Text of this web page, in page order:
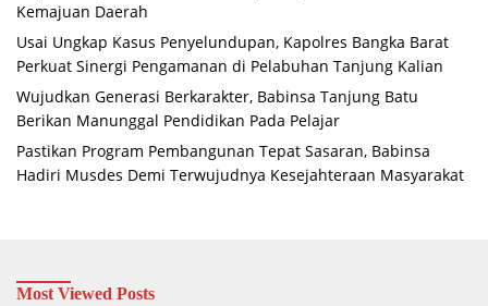
Kemajuan Daerah
Usai Ungkap Kasus Penyelundupan, Kapolres Bangka Barat
Perkuat Sinergi Pengamanan di Pelabuhan Tanjung Kalian
Wujudkan Generasi Berkarakter, Babinsa Tanjung Batu
Berikan Manunggal Pendidikan Pada Pelajar
Pastikan Program Pembangunan Tepat Sasaran, Babinsa
Hadiri Musdes Demi Terwujudnya Kesejahteraan Masyarakat
Most Viewed Posts